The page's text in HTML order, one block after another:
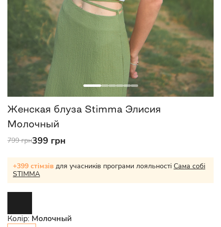
Женская блуза Stimma Элисия
Молочный
799 грн399 грн
+399 стімзів для учасників програми лояльності Сама собі
STIMMA
Колір: Молочный